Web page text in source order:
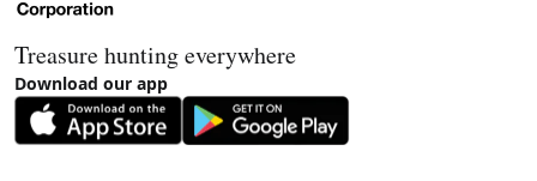
Treasure hunting everywhere
Download our app